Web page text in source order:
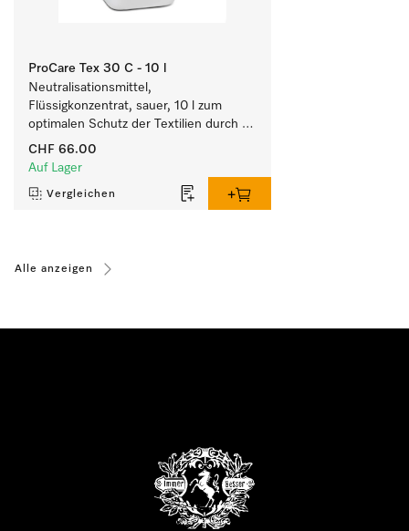
ProCare Tex 30 C - 10 l
Neutralisationsmittel,
Flüssigkonzentrat, sauer, 10 l zum
optimalen Schutz der Textilien durch
zuverlässige Neutralisation.
CHF 66.00
Auf Lager
Vergleichen
Alle anzeigen